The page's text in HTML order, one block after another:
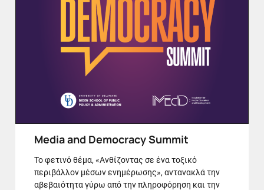
Media and Democracy Summit
Το φετινό θέμα, «Ανθίζοντας σε ένα τοξικό
περιβάλλον μέσων ενημέρωσης», αντανακλά την
αβεβαιότητα γύρω από την πληροφόρηση και την